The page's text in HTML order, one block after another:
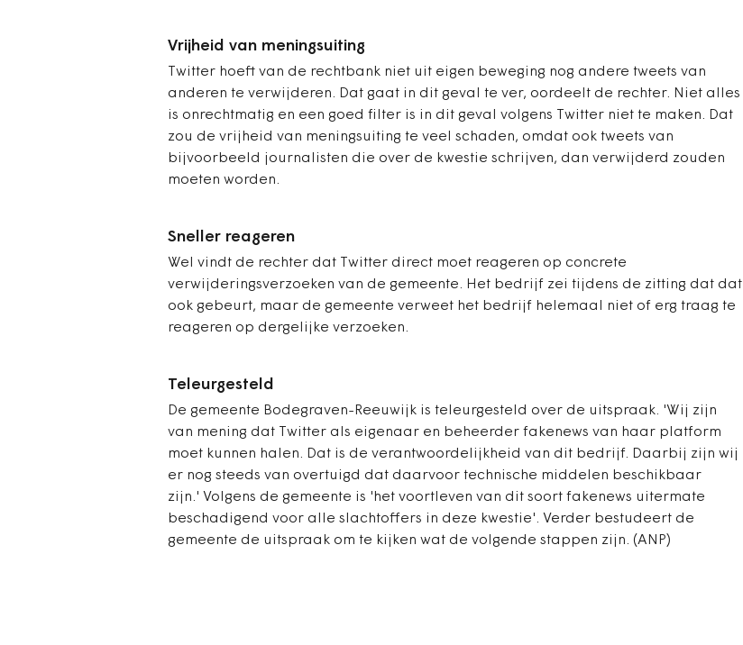
Vrijheid van meningsuiting
Twitter hoeft van de rechtbank niet uit eigen beweging nog andere tweets van
anderen te verwijderen. Dat gaat in dit geval te ver, oordeelt de rechter. Niet alles
is onrechtmatig en een goed filter is in dit geval volgens Twitter niet te maken. Dat
zou de vrijheid van meningsuiting te veel schaden, omdat ook tweets van
bijvoorbeeld journalisten die over de kwestie schrijven, dan verwijderd zouden
moeten worden.
Sneller reageren
Wel vindt de rechter dat Twitter direct moet reageren op concrete
verwijderingsverzoeken van de gemeente. Het bedrijf zei tijdens de zitting dat dat
ook gebeurt, maar de gemeente verweet het bedrijf helemaal niet of erg traag te
reageren op dergelijke verzoeken.
Teleurgesteld
De gemeente Bodegraven-Reeuwijk is teleurgesteld over de uitspraak. 'Wij zijn
van mening dat Twitter als eigenaar en beheerder fakenews van haar platform
moet kunnen halen. Dat is de verantwoordelijkheid van dit bedrijf. Daarbij zijn wij
er nog steeds van overtuigd dat daarvoor technische middelen beschikbaar
zijn.' Volgens de gemeente is 'het voortleven van dit soort fakenews uitermate
beschadigend voor alle slachtoffers in deze kwestie'. Verder bestudeert de
gemeente de uitspraak om te kijken wat de volgende stappen zijn. (ANP)